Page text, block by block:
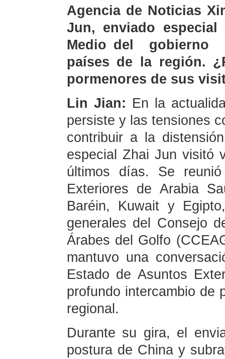
Agencia de Noticias
Jun, enviado
Medio del gobierno
países de la región.
pormenores de sus
Lin Jian: En la
persiste y las tensiones
contribuir a la
especial Zhai Jun visitó
últimos días. Se
Exteriores de Arabia
Baréin, Kuwait y
generales del Consejo
Árabes del Golfo
mantuvo una
Estado de Asuntos
profundo intercambio de
regional.
Durante su gira, el
postura de China y